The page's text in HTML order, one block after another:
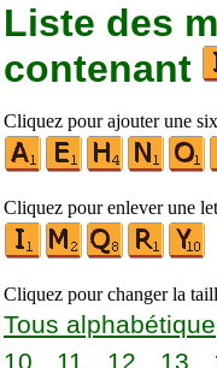
Liste des
contenant
Cliquez pour ajouter une
Cliquez pour enlever une
Cliquez pour changer la
Tous alphabétique
10
11 12 13